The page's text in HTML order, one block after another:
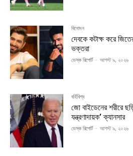
বিনোদন
দেবকে কটাক্ষ করে
ভক্তরা
ডেস্ক রিপোর্ট - আগস্ট ৯, ২০২৬
বর্হিবিশ্ব
জো বাইডেনের শরীরে
যন্ত্রণাদায়ক’ ক্যানসার
ডেস্ক রিপোর্ট - আগস্ট ৯, ২০২৬